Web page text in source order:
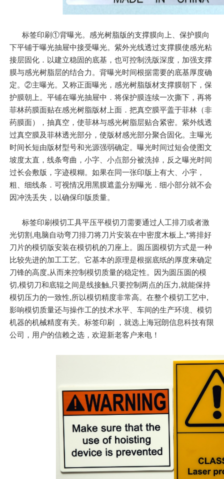
标签印刷①背曝光。感光树脂版的支撑膜向上、保护膜向
下平铺于曝光抽屉中接受曝光。紫外光线透过支撑膜使感光粘
接层固化．以建立稳固的底基，也可控制洗版深度，加强支撑
膜与感光树脂层的结合力。背曝光时间根据需要的底基厚度确
定。②主曝光。又称正面曝光，感光树脂版材支撑膜朝下，保
护膜朝上。平铺在曝光抽屉中．将保护膜连续一次撕下，再将
菲林药膜面贴在感光树脂版材上面．把真空膜平盖于菲林（非
药膜面），抽真空，使菲林与感光树脂层贴合紧密。紫外线透
过真空膜及菲林透光部分，使版材感光部分聚合固化。主曝光
时间长短由版材型号和光源强弱确定。曝光时间过短会使图文
坡度太直，线条弯曲，小字、小点部分被洗掉，反之曝光时间
过长会敷版，字迹模糊。如果在同一张印版上有大、小宇，
粗、细线条．可视情况用黑膜遮盖分别曝光．细小部分就不会
因冲洗丢失，以确保印版质量。
标签印刷模切工具平压平模切刀需要通过人工排刀或者激
光切割,电脑自动弯刀排刀将刀片安装在中密度木板上,*将排好
刀片的模切版安装在模切机的刀座上。圆压圆模切方式是一种
比较先进的加工工艺。它基本的原理是根据底纸的厚度来确定
刀锋的高度,从而来控制模切质量的稳定性。因为圆压圆的模
切,模切刀和底辊之间是线接触,只要控制两点的压力,就能保持
模切压力的一致性,所以模切精度非常高。在整个模切工艺中,
影响模切质量还与操作工的技术水平、车间的生产环境、模切
机器的机械精度有关。标签印刷 ，就选上海冠朗信息科技有限
公司，用户的信赖之选，欢迎新老客户来电！